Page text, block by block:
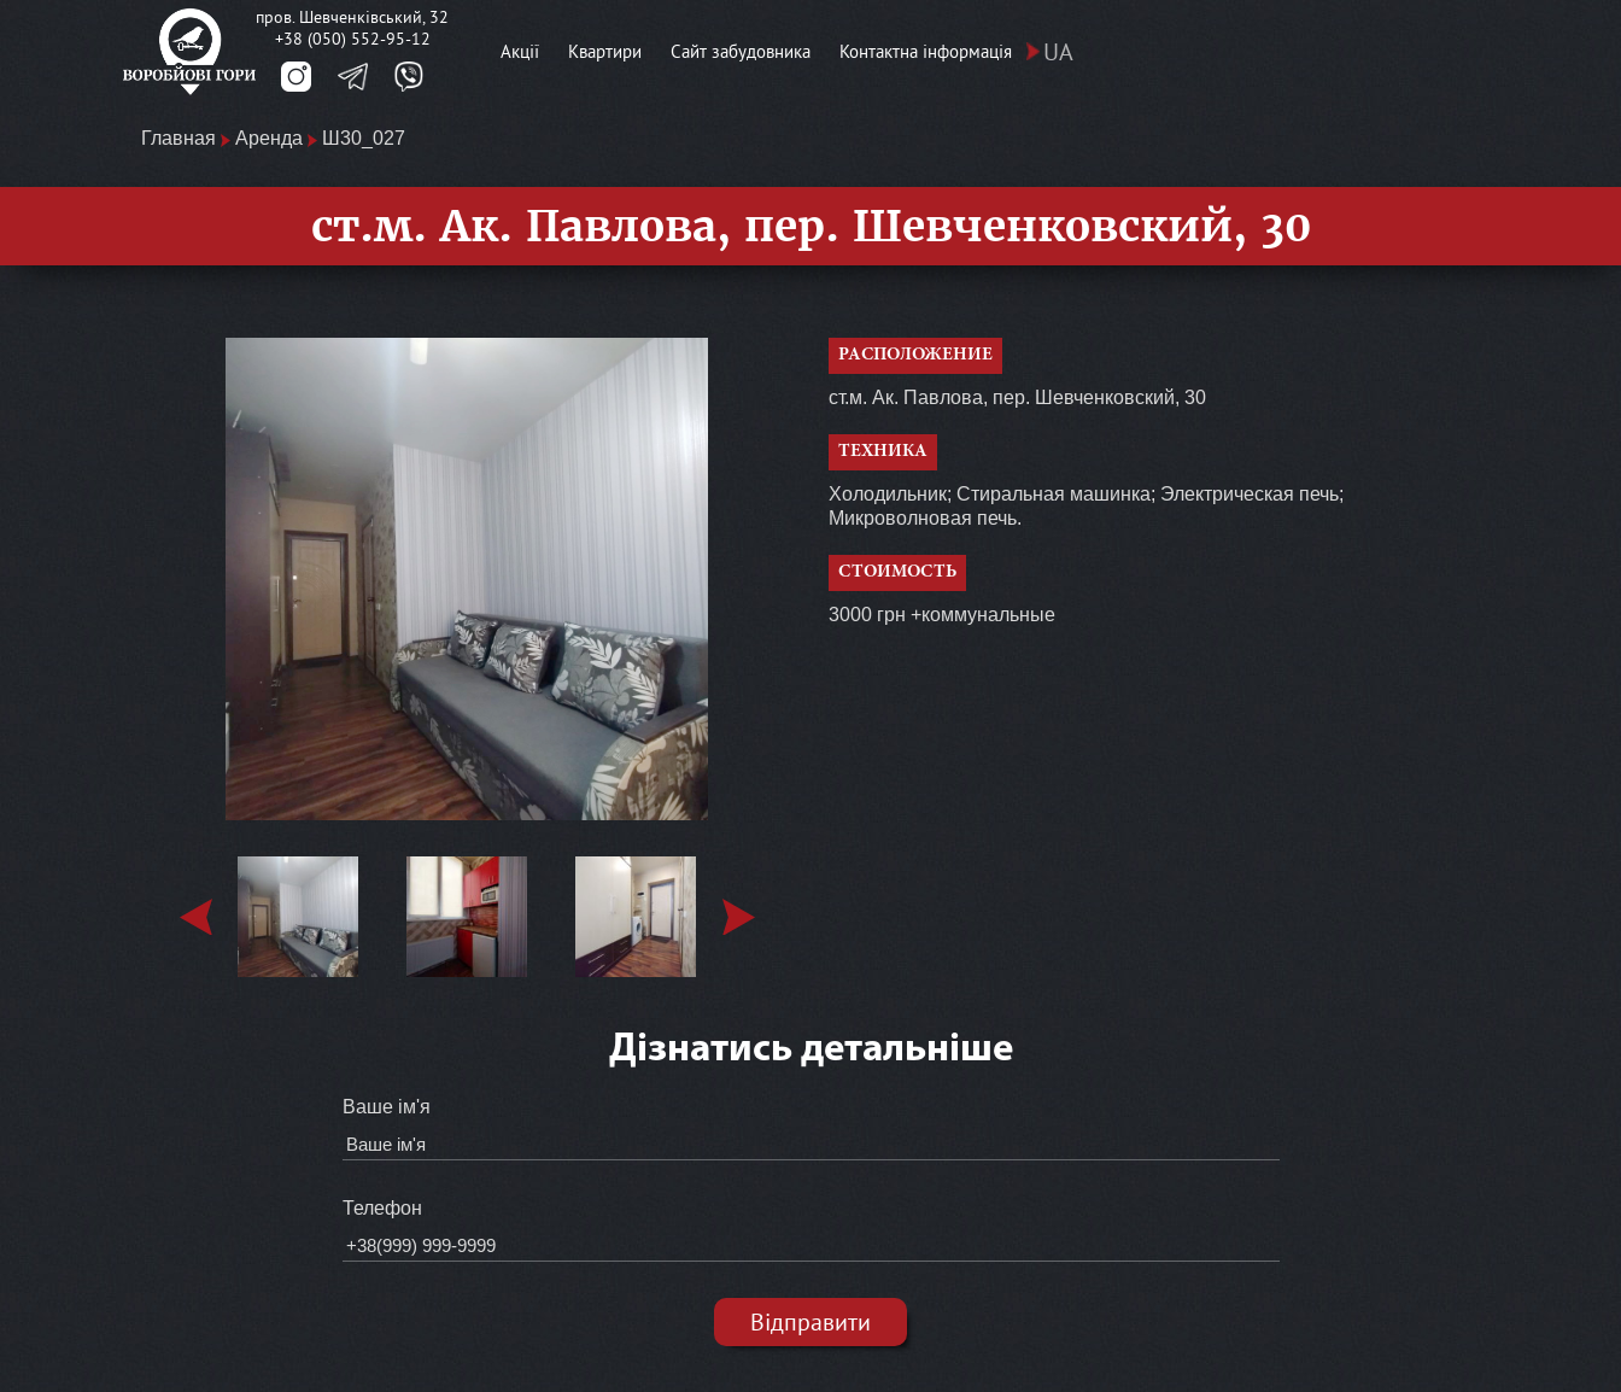
пров. Шевченківський, 32
+38 (050) 552-95-12
Акції Квартири Сайт забудовника Контактна інформація UA
Главная Аренда Ш30_027
ст.м. Ак. Павлова, пер. Шевченковский, 30
РАСПОЛОЖЕНИЕ
ст.м. Ак. Павлова, пер. Шевченковский, 30
ТЕХНИКА
Холодильник; Стиральная машинка; Электрическая печь;
Микроволновая печь.
СТОИМОСТЬ
3000 грн +коммунальные
Дізнатись детальніше
Ваше ім'я
Телефон
Відправити